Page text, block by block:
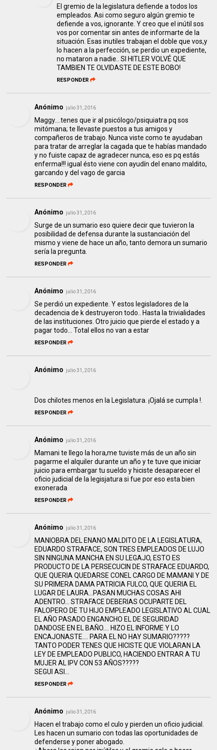
El gremio de la legislatura defiende a todos los
empleados. Asi como seguro algún gremio te
defiende a vos, ignorante. Y creo que el inútil sos
vos por comentar sin antes de informarte de la
situación. Esas inutiles trabajan el doble que vos,y
lo hacen a la perfección, se perdio un expediente,
no mataron a nadie.. SI HITLER VOLVÉ QUE
TAMBIEN TE OLVIDASTE DE ESTE BOBO!
RESPONDER
Anónimo julio 31, 2016
Maggy....tenes que ir al psicólogo/psiquiatra pq sos
mitómana; te llevaste puestos a tus amigos y
compañeros de trabajo. Nunca viste como te ayudaban
para tratar de arreglar la cagada que te habías mandado
y no fuiste capaz de agradecer nunca, eso es pq estás
enferma!!! igual ésto viene con ayudín del enano maldito,
garcando y del vago de garcia
RESPONDER
Anónimo julio 31, 2016
Surge de un sumario eso quiere decir que tuvieron la
posibilidad de defensa durante la sustanciación del
mismo y viene de hace un año, tanto demora un sumario
sería la pregunta.
RESPONDER
Anónimo julio 31, 2016
Se perdió un expediente. Y estos legisladores de la
decadencia de k destruyeron todo.. Hasta la trivialidades
de las instituciones. Otro juicio que pierde el estado y a
pagar todo... Total ellos no van a estar
RESPONDER
Anónimo julio 31, 2016
Dos chilotes menos en la Legislatura. ¡Ojalá se cumpla !.
RESPONDER
Anónimo julio 31, 2016
Mamani te llego la hora,me tuviste más de un año sin
pagarme el alquiler durante un año y te tuve que iniciar
juicio para embargar tu sueldo y hiciste desaparecer el
oficio judicial de la legisjatura si fue por eso esta bien
exonerada
RESPONDER
Anónimo julio 31, 2016
MANIOBRA DEL ENANO MALDITO DE LA LEGISLATURA,
EDUARDO STRAFACE, SON TRES EMPLEADOS DE LUJO
SIN NINGUNA MANCHA EN SU LEGAJO, ESTO ES
PRODUCTO DE LA PERSECUCIN DE STRAFACE EDUARDO,
QUE QUERIA QUEDARSE CONEL CARGO DE MAMANI Y DE
SU PRIMERA DAMA PATRICIA FULCO, QUE QUERIA EL
LUGAR DE LAURA...PASAN MUCHAS COSAS AHI
ADENTRO... STRAFACE DEBERIAS OCUPARTE DEL
FALOPERO DE TU HIJO EMPLEADO LEGISLATIVO AL CUAL
EL AÑO PASADO ENGANCHO EL DE SEGURIDAD
DANDOSE EN EL BAÑO.... HIZO EL INFORME Y LO
ENCAJONASTE.... PARA EL NO HAY SUMARIO?????
TANTO PODER TENES QUE HICISTE QUE VIOLARAN LA
LEY DE EMPLEADO PUBLICO, HACIENDO ENTRAR A TU
MUJER AL IPV CON 53 AÑOS?????
SEGUI ASI...
RESPONDER
Anónimo julio 31, 2016
Hacen el trabajo como el culo y pierden un oficio judicial.
Les hacen un sumario con todas las oportunidades de
defenderse y poner abogado.